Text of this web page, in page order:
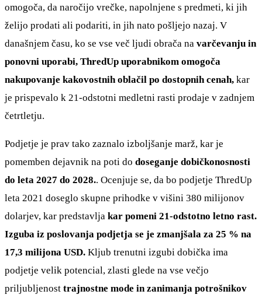
omogoča, da naročijo vrečke, napolnjene s predmeti, ki jih
želijo prodati ali podariti, in jih nato pošljejo nazaj. V
današnjem času, ko se vse več ljudi obrača na varčevanju in
ponovni uporabi, ThredUp uporabnikom omogoča
nakupovanje kakovostnih oblačil po dostopnih cenah, kar
je prispevalo k 21-odstotni medletni rasti prodaje v zadnjem
četrtletju.
Podjetje je prav tako zaznalo izboljšanje marž, kar je
pomemben dejavnik na poti do doseganje dobičkonosnosti
do leta 2027 do 2028.. Ocenjuje se, da bo podjetje ThredUp
leta 2021 doseglo skupne prihodke v višini 380 milijonov
dolarjev, kar predstavlja kar pomeni 21-odstotno letno rast.
Izguba iz poslovanja podjetja se je zmanjšala za 25 % na
17,3 milijona USD. Kljub trenutni izgubi dobička ima
podjetje velik potencial, zlasti glede na vse večjo
priljubljenost trajnostne mode in zanimanja potrošnikov